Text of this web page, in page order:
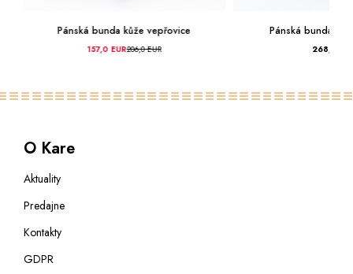
Pánská bunda kůže vepřovice
157,0 EUR206,0 EUR
Pánská bunda
268,0
O Kare
Aktuality
Predajne
Kontakty
GDPR